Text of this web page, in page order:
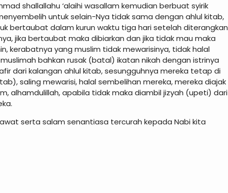
shallallahu ‘alaihi wasallam kemudian berbuat syirik
untuk selain-Nya tidak sama dengan ahlul kitab,
bertaubat dalam kurun waktu tiga hari setelah diterangkan
jika bertaubat maka dibiarkan dan jika tidak mau maka
kerabatnya yang muslim tidak mewarisinya, tidak halal
bahkan rusak (batal) ikatan nikah dengan istrinya
dari kalangan ahlul kitab, sesungguhnya mereka tetap di
saling mewarisi, halal sembelihan mereka, mereka diajak
alhamdulillah, apabila tidak maka diambil jizyah (upeti) dari
serta salam senantiasa tercurah kepada Nabi kita
bin Baz